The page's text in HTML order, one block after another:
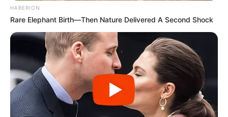
HABERION
Rare Elephant Birth—Then Nature Delivered A Second Shock